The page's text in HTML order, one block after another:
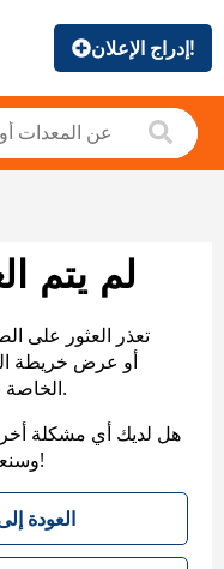
إدراج الإعلان!
لم يتم
تعذر العثور على
الخاصة بنا لمساعدتك في العثور على ما تريد.
هل لديك أي مشكلة
وسنعاود التواصل معك. شكرًا على صبرك!
العودة